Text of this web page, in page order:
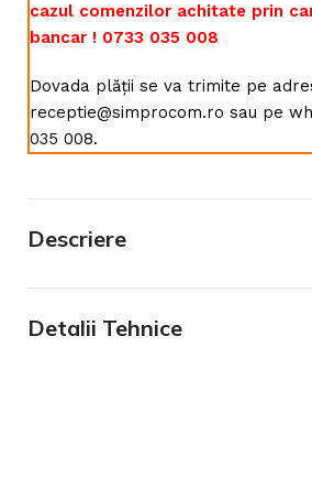
cazul comenzilor achitate prin
bancar ! 0733 035 008
Dovada plății se va trimite pe
receptie@simprocom.ro sau pe
035 008.
Descriere
Detalii Tehnice